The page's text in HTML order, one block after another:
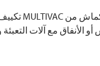
من MULTIVAC
الأنفاق مع آلات